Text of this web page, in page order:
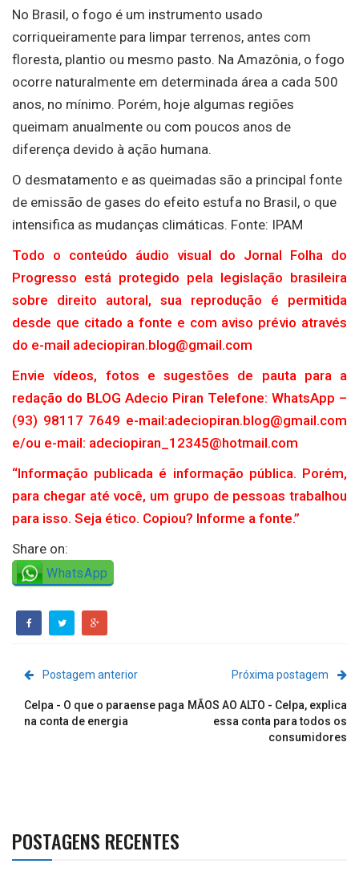
No Brasil, o fogo é um instrumento usado
corriqueiramente para limpar terrenos, antes com
floresta, plantio ou mesmo pasto. Na Amazônia, o fogo
ocorre naturalmente em determinada área a cada 500
anos, no mínimo. Porém, hoje algumas regiões
queimam anualmente ou com poucos anos de
diferença devido à ação humana.
O desmatamento e as queimadas são a principal fonte
de emissão de gases do efeito estufa no Brasil, o que
intensifica as mudanças climáticas. Fonte: IPAM
Todo o conteúdo áudio visual do Jornal Folha do
Progresso está protegido pela legislação brasileira
sobre direito autoral, sua reprodução é permitida
desde que citado a fonte e com aviso prévio através
do e-mail adeciopiran.blog@gmail.com
Envie vídeos, fotos e sugestões de pauta para a
redação do BLOG Adecio Piran Telefone: WhatsApp –
(93) 98117 7649 e-mail:adeciopiran.blog@gmail.com
e/ou e-mail: adeciopiran_12345@hotmail.com
“Informação publicada é informação pública. Porém,
para chegar até você, um grupo de pessoas trabalhou
para isso. Seja ético. Copiou? Informe a fonte.”
Share on:
WhatsApp
Postagem anterior
Celpa - O que o paraense paga
na conta de energia
Próxima postagem
MÃOS AO ALTO - Celpa, explica
essa conta para todos os
consumidores
POSTAGENS RECENTES